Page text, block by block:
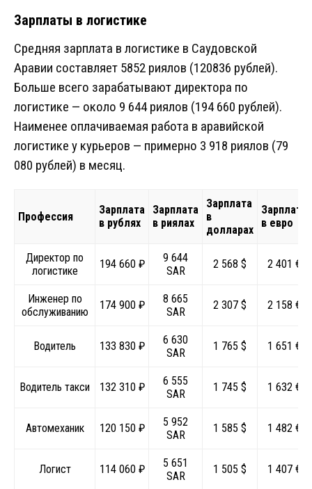
Зарплаты в логистике
Средняя зарплата в логистике в Саудовской
Аравии составляет 5852 риялов (120836 рублей).
Больше всего зарабатывают директора по
логистике — около 9 644 риялов (194 660 рублей).
Наименее оплачиваемая работа в аравийской
логистике у курьеров — примерно 3 918 риялов (79
080 рублей) в месяц.
Профессия
Зарплата
в рублях
Зарплата
в риялах
Зарплата
в
долларах
Зарплата
в евро
Директор по
логистике
194 660 ₽
9 644
SAR
2 568 $ 2 401 €
Инженер по
обслуживанию
174 900 ₽
8 665
SAR
2 307 $ 2 158 €
Водитель 133 830 ₽
6 630
SAR
1 765 $ 1 651 €
Водитель такси 132 310 ₽
6 555
SAR
1 745 $ 1 632 €
Автомеханик 120 150 ₽
5 952
SAR
1 585 $ 1 482 €
Логист 114 060 ₽
5 651
SAR
1 505 $ 1 407 €